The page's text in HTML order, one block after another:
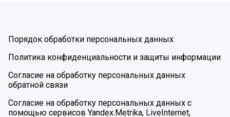
Порядок обработки персональных данных
Политика конфиденциальности и защиты информации
Согласие на обработку персональных данных
обратной связи
Согласие на обработку персональных данных с
помощью сервисов Yandex.Metrika, LiveInternet,